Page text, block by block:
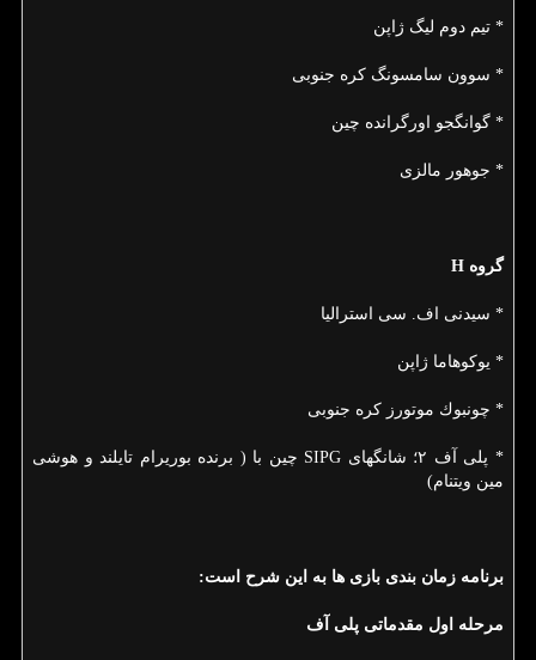
* تیم دوم لیگ ژاپن
* سوون سامسونگ كره جنوبی
* گوانگجو اورگرانده چین
* جوهور مالزی
گروه H
* سیدنی اف. سی استرالیا
* یوكوهاما ژاپن
* چونبوك موتورز كره جنوبی
* پلی آف ۲؛ شانگهای SIPG چین با ( برنده بوریرام تایلند و هوشی
مین ویتنام)
برنامه زمان بندی بازی ها به این شرح است:
مرحله اول مقدماتی پلی آف